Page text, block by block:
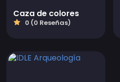
Caza de colores
0 (0 Reseñas)